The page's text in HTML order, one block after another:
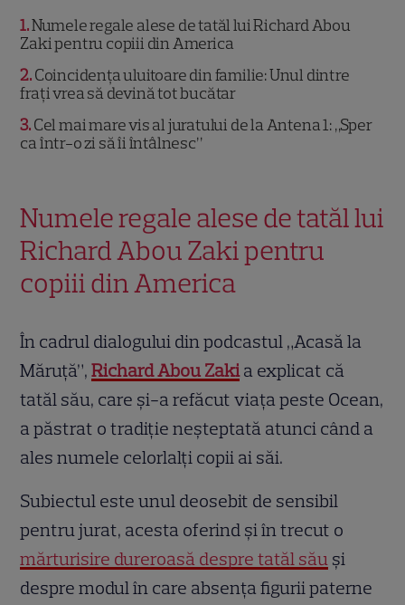
1 Numele regale alese de tatăl lui Richard Abou
Zaki pentru copiii din America
2 Coincidența uluitoare din familie: Unul dintre
frați vrea să devină tot bucătar
3 Cel mai mare vis al juratului de la Antena 1: „Sper
ca într-o zi să îi întâlnesc”
Numele regale alese de tatăl lui
Richard Abou Zaki pentru
copiii din America
În cadrul dialogului din podcastul „Acasă la
Măruță”,Richard Abou Zakia explicat că
tatăl său, care și-a refăcut viața peste Ocean,
a păstrat o tradiție neșteptată atunci când a
ales numele celorlalți copii ai săi.
Subiectul este unul deosebit de sensibil
pentru jurat, acesta oferind și în trecut o
mărturisire dureroasă despre tatăl său și
despre modul în care absența figurii paterne